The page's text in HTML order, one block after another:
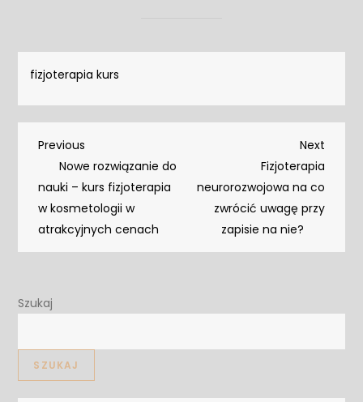
fizjoterapia kurs
Nawigacja
wpisu
Previous
Post
Previous
Nowe rozwiązanie do
nauki – kurs fizjoterapia
w kosmetologii w
atrakcyjnych cenach
Next
Post
Next
Fizjoterapia
neurorozwojowa na co
zwrócić uwagę przy
zapisie na nie?
Szukaj
SZUKAJ